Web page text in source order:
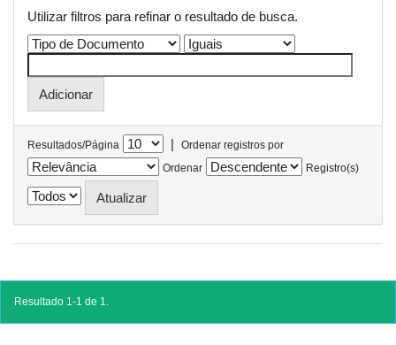
Utilizar filtros para refinar o resultado de busca.
Resultados/Página |
Ordenar registros por
Ordenar
Registro(s)
Resultado 1-1 de 1.